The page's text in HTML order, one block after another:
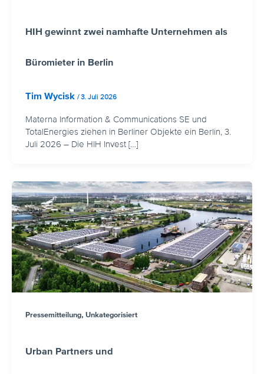
HIH gewinnt zwei namhafte Unternehmen als
Büromieter in Berlin
Tim Wycisk /3. Juli 2026
Materna Information & Communications SE und
TotalEnergies ziehen in Berliner Objekte ein Berlin, 3.
Juli 2026 – Die HIH Invest […]
Pressemitteilung, Unkategorisiert
Urban Partners und